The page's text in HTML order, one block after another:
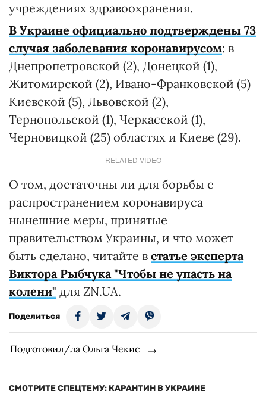
учреждениях здравоохранения.
В Украине официально подтверждены 73
случая заболевания коронавирусом: в
Днепропетровской (2), Донецкой (1),
Житомирской (2), Ивано-Франковской (5)
Киевской (5), Львовской (2),
Тернопольской (1), Черкасской (1),
Черновицкой (25) областях и Киеве (29).
RELATED VIDEO
О том, достаточны ли для борьбы с
распространением коронавируса
нынешние меры, принятые
правительством Украины, и что может
быть сделано, читайте в статье эксперта
Виктора Рыбчука "Чтобы не упасть на
колени" для ZN.UA.
Поделиться
Подготовил/ла Ольга Чекис
СМОТРИТЕ СПЕЦТЕМУ: КАРАНТИН В УКРАИНЕ